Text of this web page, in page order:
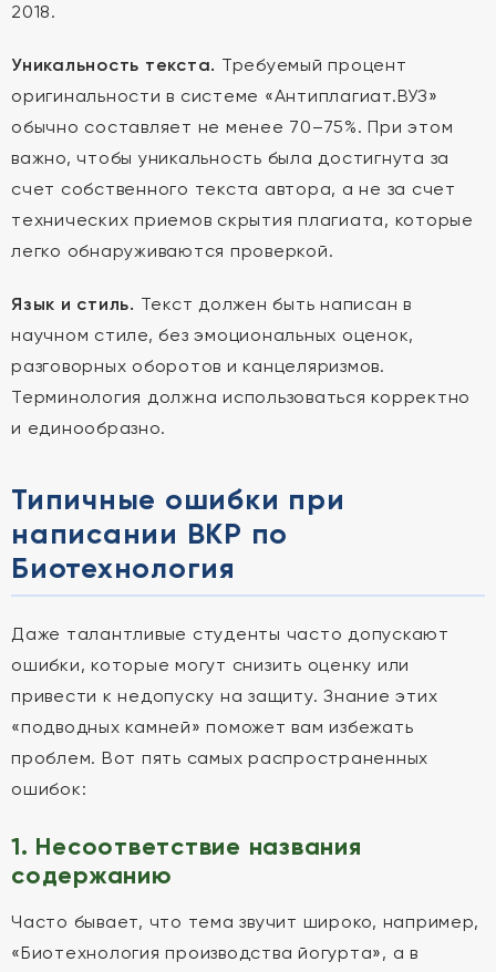
2018.
Уникальность текста. Требуемый процент
оригинальности в системе «Антиплагиат.ВУЗ»
обычно составляет не менее 70–75%. При этом
важно, чтобы уникальность была достигнута за
счет собственного текста автора, а не за счет
технических приемов скрытия плагиата, которые
легко обнаруживаются проверкой.
Язык и стиль. Текст должен быть написан в
научном стиле, без эмоциональных оценок,
разговорных оборотов и канцеляризмов.
Терминология должна использоваться корректно
и единообразно.
Типичные ошибки при
написании ВКР по
Биотехнология
Даже талантливые студенты часто допускают
ошибки, которые могут снизить оценку или
привести к недопуску на защиту. Знание этих
«подводных камней» поможет вам избежать
проблем. Вот пять самых распространенных
ошибок:
1. Несоответствие названия
содержанию
Часто бывает, что тема звучит широко, например,
«Биотехнология производства йогурта», а в